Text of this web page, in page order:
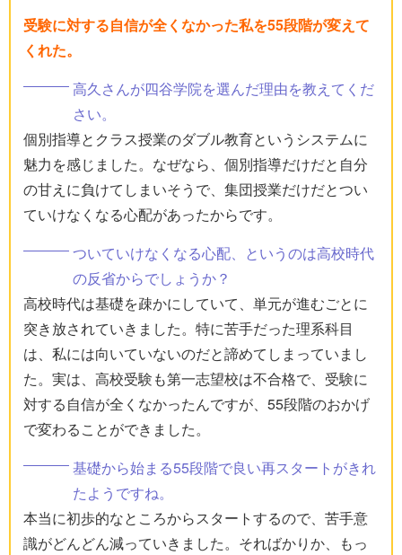
受験に対する自信が全くなかった私を55段階が変えて
くれた。
高久さんが四谷学院を選んだ理由を教えてくだ
さい。
個別指導とクラス授業のダブル教育というシステムに
魅力を感じました。なぜなら、個別指導だけだと自分
の甘えに負けてしまいそうで、集団授業だけだとつい
ていけなくなる心配があったからです。
ついていけなくなる心配、というのは高校時代
の反省からでしょうか？
高校時代は基礎を疎かにしていて、単元が進むごとに
突き放されていきました。特に苦手だった理系科目
は、私には向いていないのだと諦めてしまっていまし
た。実は、高校受験も第一志望校は不合格で、受験に
対する自信が全くなかったんですが、55段階のおかげ
で変わることができました。
基礎から始まる55段階で良い再スタートがきれ
たようですね。
本当に初歩的なところからスタートするので、苦手意
識がどんどん減っていきました。そればかりか、もっ